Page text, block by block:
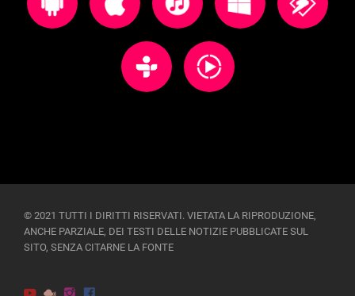
© 2021 TUTTI I DIRITTI RISERVATI. VIETATA LA RIPRODUZIONE,
ANCHE PARZIALE, DEI TESTI DELLE NOTIZIE PUBBLICATE SUL
SITO, SENZA CITARNE LA FONTE